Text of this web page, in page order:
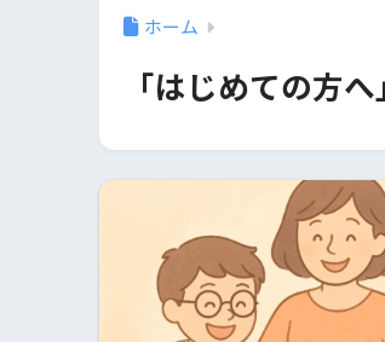
ホーム
「はじめての方